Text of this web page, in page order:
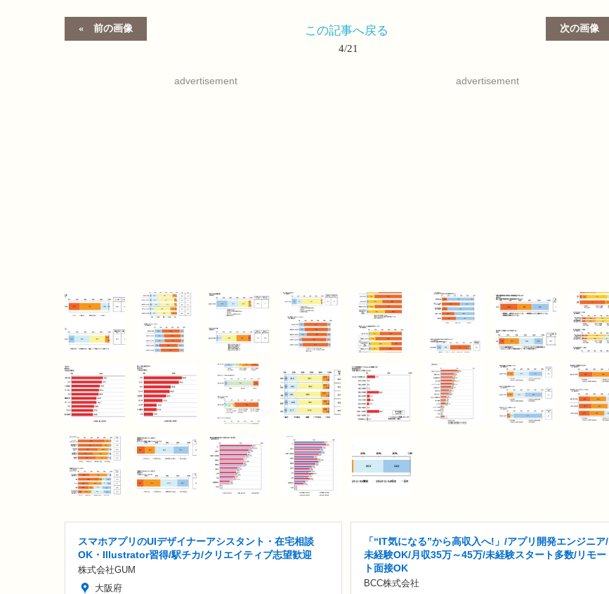
前の画像 次の画像
この記事へ戻る
4/21
advertisement advertisement
スマホアプリのUIデザイナーアシスタント・在宅相談
OK・Illustrator習得/駅チカ/クリエイティブ志望歓迎
株式会社GUM
大阪府
「“IT気になる”から高収入へ!」/アプリ開発エンジニア/
未経験OK/月収35万～45万/未経験スタート多数/リモー
ト面接OK
BCC株式会社